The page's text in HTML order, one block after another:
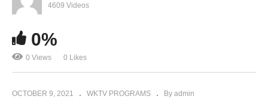
스칼렛 파이넨셜 대담
4609 Videos
0%
0 Views 0 Likes
OCTOBER 9, 2021 WKTV PROGRAMS By admin